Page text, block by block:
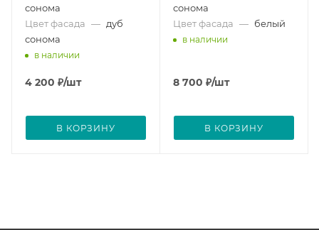
сонома
Цвет фасада — дуб
сонома
в наличии
4 200 ₽/шт
В КОРЗИНУ
сонома
Цвет фасада — белый
в наличии
8 700 ₽/шт
В КОРЗИНУ